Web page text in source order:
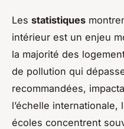
Les statistiques
intérieur est un enjeu
la majorité des
de pollution qui
recommandées,
l’échelle
écoles concentrent